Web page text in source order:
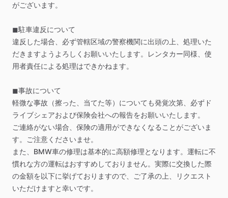
がございます。
◼︎駐車違反について
違反した場合、必ず管轄区域の警察機関に出頭の上、処理いた
だきますようよろしくお願いいたします。レンタカー同様、使
用者責任による処理はできかねます。
◼︎事故について
軽微な事故（擦った、当てた等）についても発覚次第、必ずド
ライブシェアおよび保険会社への報告をお願いいたします。
ご連絡がない場合、保険の適用ができなくなることがございま
す。ご注意くださいませ。
また、BMW車の修理は基本的に高額修理となります。運転に不
慣れな方の運転はおすすめしておりません。実際に交換した際
の金額を以下に挙げておりますので、ご了承の上、リクエスト
いただけますと幸いです。